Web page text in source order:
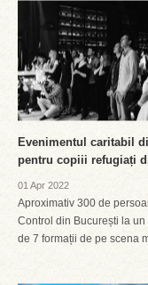
Evenimentul caritabil
pentru copiii refugiați
01 Apr 2022
Aproximativ 300 de
Control din București la
de 7 formații de pe scena